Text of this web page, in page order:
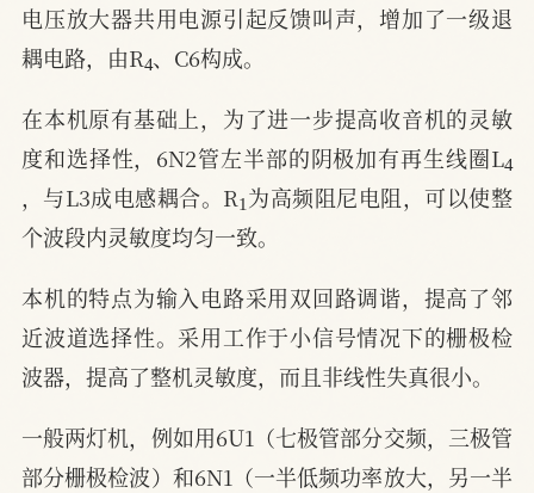
电压放大器共用电源引起反馈叫声，增加了一级退
耦电路，由R 4、C6构成。
在本机原有基础上，为了进一步提高收音机的灵敏
度和选择性，6N2管左半部的阴极加有再生线圈L4
，与L3成电感耦合。R1 为高频阻尼电阻，可以使整
个波段内灵敏度均匀一致。
本机的特点为输入电路采用双回路调谐，提高了邻
近波道选择性。采用工作于小信号情况下的栅极检
波器，提高了整机灵敏度，而且非线性失真很小。
一般两灯机，例如用6U1（七极管部分交频，三极管
部分栅极检波）和6N1（一半低频功率放大，另一半